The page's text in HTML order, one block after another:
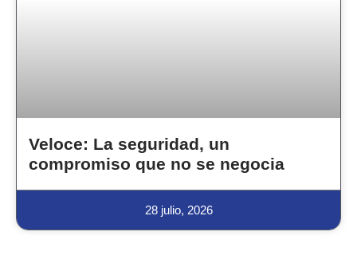
Veloce: La seguridad, un
compromiso que no se negocia
28 julio, 2026